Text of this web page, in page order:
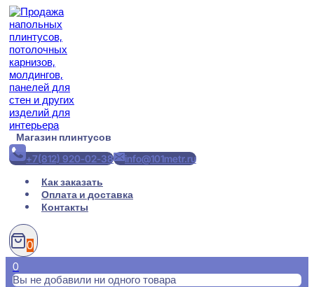
Перейти
содержимому
Магазин плинтусов
+7(812) 920-02-38
info@101metr.ru
Как заказать
Оплата и доставка
Контакты
0
0
Вы не добавили ни одного товара